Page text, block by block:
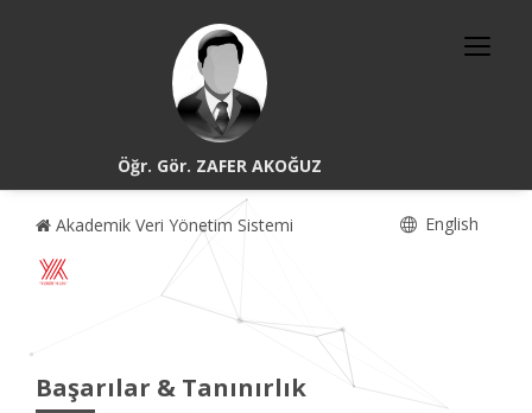
Öğr. Gör. ZAFER AKOĞUZ
Akademik Veri Yönetim Sistemi English
Başarılar & Tanınırlık